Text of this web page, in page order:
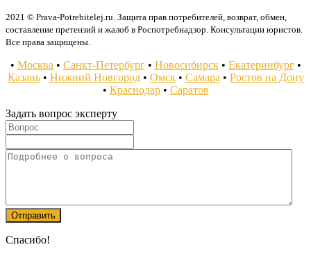
2021 © Prava-Potrebitelej.ru. Защита прав потребителей, возврат, обмен,
составление претензий и жалоб в Роспотребнадзор. Консультации юристов.
Все права защищены.
• Москва • Санкт-Петербург• Новосибирск• Екатеринбург•
Казань• Нижний Новгород• Омск• Самара • Ростов на Дону
• Краснодар• Саратов
Задать вопрос эксперту
Спасибо!